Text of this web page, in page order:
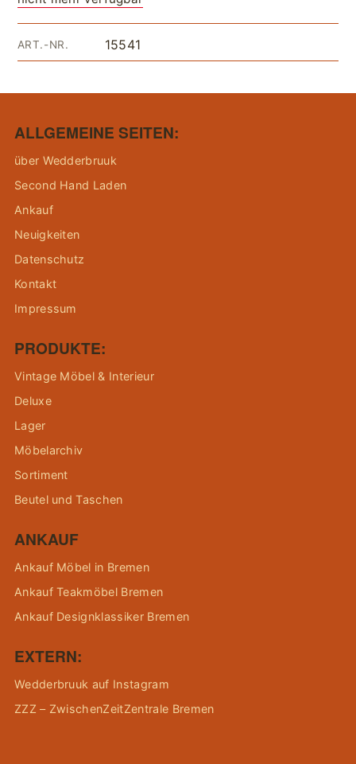
ART.-NR. 15541
ALLGEMEINE SEITEN:
über Wedderbruuk
Second Hand Laden
Ankauf
Neuigkeiten
Datenschutz
Kontakt
Impressum
PRODUKTE:
Vintage Möbel & Interieur
Deluxe
Lager
Möbelarchiv
Sortiment
Beutel und Taschen
ANKAUF
Ankauf Möbel in Bremen
Ankauf Teakmöbel Bremen
Ankauf Designklassiker Bremen
EXTERN:
Wedderbruuk auf Instagram
ZZZ – ZwischenZeitZentrale Bremen